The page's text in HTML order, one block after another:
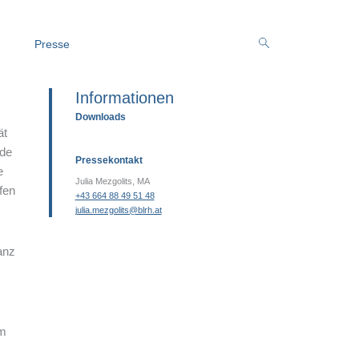
Presse
Informationen
Downloads
Pressekontakt
Julia Mezgolits, MA
+43 664 88 49 51 48
julia.mezgolits@blrh.at